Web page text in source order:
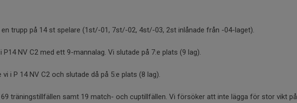
en trupp på 14 st spelare (1st/-01, 7st/-02, 4st/-03, 2st inlånade från -04-laget).
P14 NV C2 med ett 9-mannalag. Vi slutade på 7:e plats (9 lag).
i P 14 NV C2 och slutade då på 5:e plats (8 lag).
träningstillfällen samt 19 match- och cuptillfällen. Vi försöker att inte lägga för stor vikt på